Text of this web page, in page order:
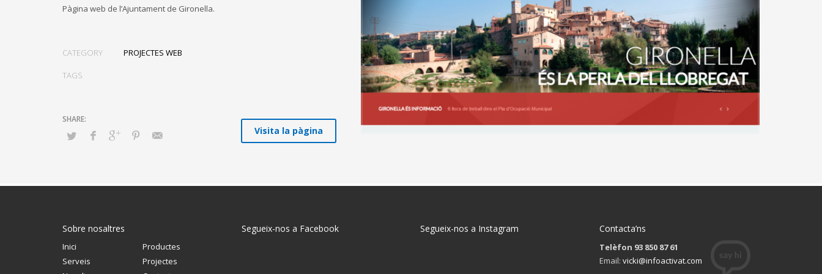
Pàgina web de l’Ajuntament de Gironella.
CATEGORY PROJECTES WEB
TAGS
Visita la pàgina
Sobre nosaltres
Inici
Productes
Serveis
Projectes
Segueix-nos a Facebook Segueix-nos a Instagram Contacta’ns
Telèfon 93 850 87 61
Email: vicki@infoactivat.com